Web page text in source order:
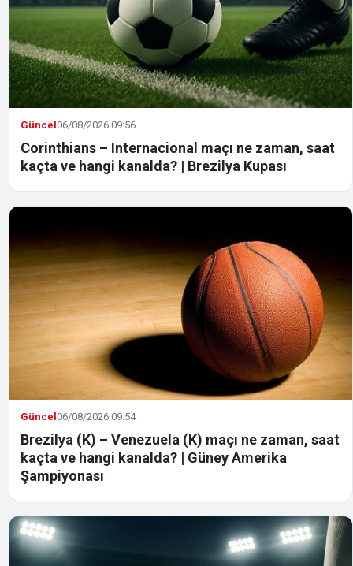
Güncel06/08/2026 09:56
Corinthians – Internacional maçı ne zaman, saat
kaçta ve hangi kanalda? | Brezilya Kupası
Güncel06/08/2026 09:54
Brezilya (K) – Venezuela (K) maçı ne zaman, saat
kaçta ve hangi kanalda? | Güney Amerika
Şampiyonası